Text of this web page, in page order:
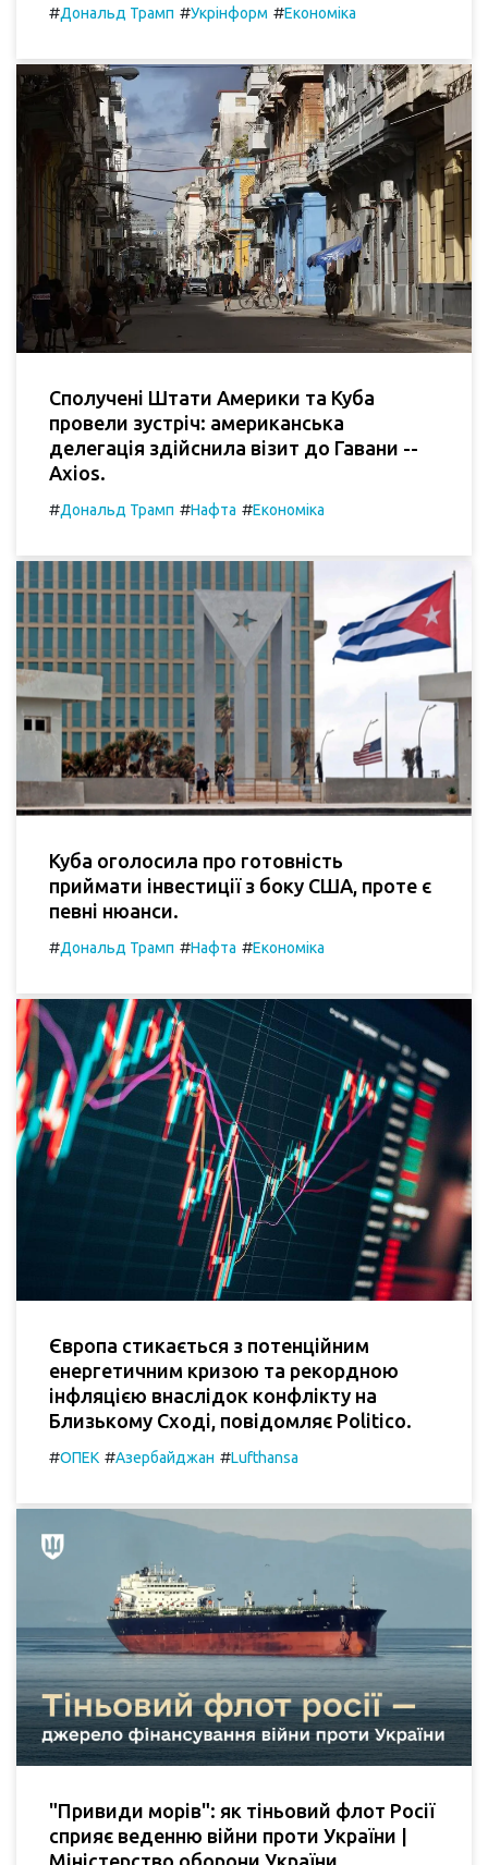
#Дональд Трамп #Укрінформ #Економіка
Сполучені Штати Америки та Куба
провели зустріч: американська
делегація здійснила візит до Гавани --
Axios.
#Дональд Трамп #Нафта #Економіка
Куба оголосила про готовність
приймати інвестиції з боку США, проте є
певні нюанси.
#Дональд Трамп #Нафта #Економіка
Європа стикається з потенційним
енергетичним кризою та рекордною
інфляцією внаслідок конфлікту на
Близькому Сході, повідомляє Politico.
#ОПЕК #Азербайджан #Lufthansa
"Привиди морів": як тіньовий флот Росії
сприяє веденню війни проти України |
Міністерство оборони України